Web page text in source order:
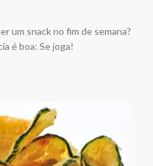
um snack no fim de semana?
é boa: Se joga!